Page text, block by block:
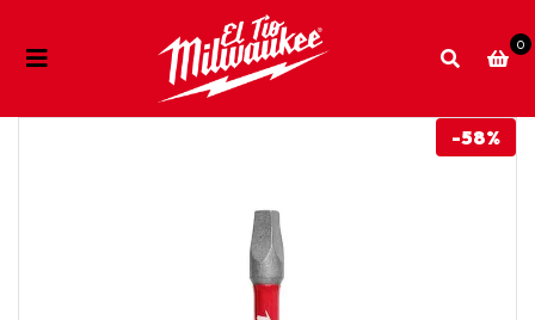
0
-58%